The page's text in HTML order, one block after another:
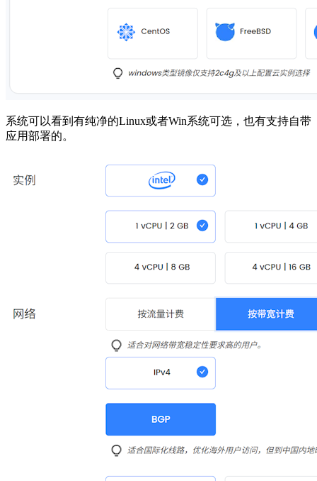
系统可以看到有纯净的Linux或者Win系统可选，也有支持自带
应用部署的。